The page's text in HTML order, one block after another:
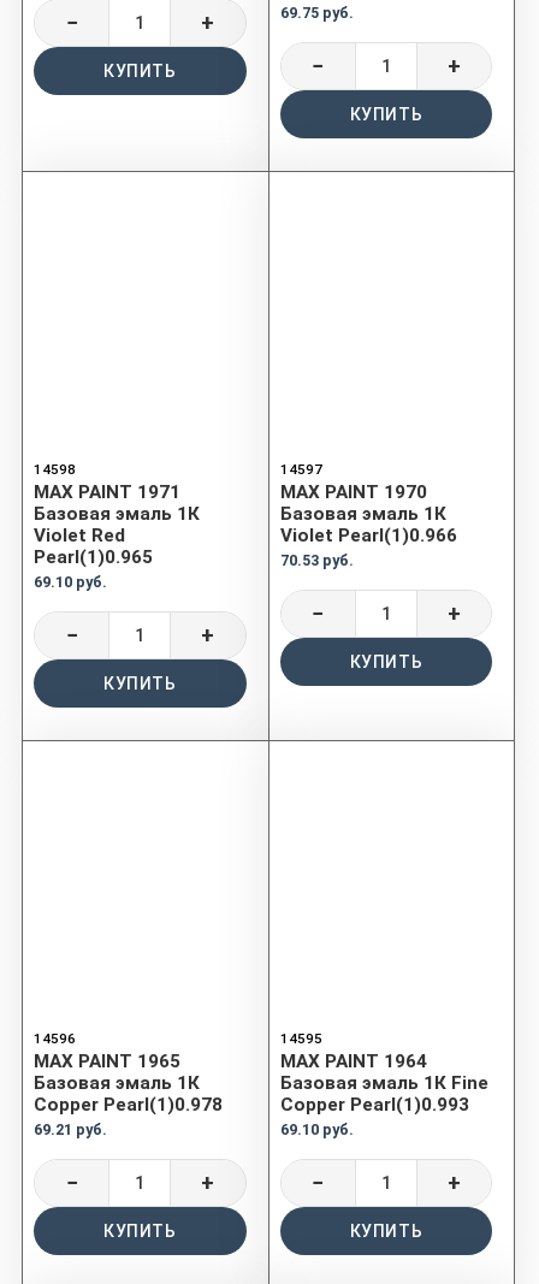
− +
КУПИТЬ
69.75 руб.
− +
КУПИТЬ
14598
MAX PAINT 1971
Базовая эмаль 1К
Violet Red
Pearl(1)0.965
69.10 руб.
− +
КУПИТЬ
14597
MAX PAINT 1970
Базовая эмаль 1К
Violet Pearl(1)0.966
70.53 руб.
− +
КУПИТЬ
14596
MAX PAINT 1965
Базовая эмаль 1К
Copper Pearl(1)0.978
69.21 руб.
− +
КУПИТЬ
14595
MAX PAINT 1964
Базовая эмаль 1К Fine
Copper Pearl(1)0.993
69.10 руб.
− +
КУПИТЬ